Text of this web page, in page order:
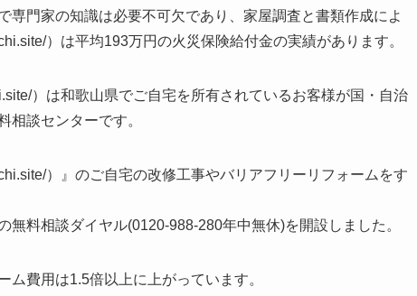
専門家の知識は必要不可欠であり、家屋調査と書類作成によ
）は平均193万円の火災保険給付金の実績があります。
）は和歌山県でご自宅を所有されているお客様が国・自治
相談センターです。
）』のご自宅の改修工事やバリアフリーリフォームをす
料相談ダイヤル(0120-988-280年中無休)を開設しました。
費用は1.5倍以上に上がっています。